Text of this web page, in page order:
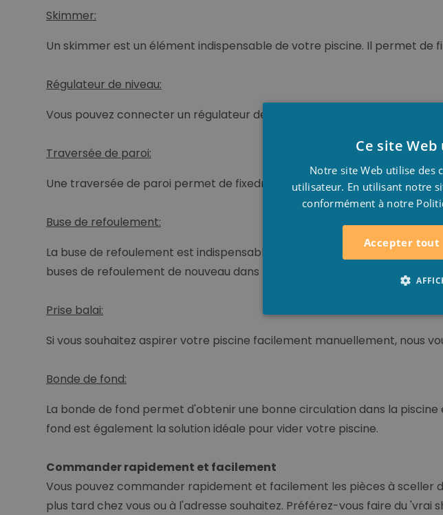
Skimmer:
Un skimmer est un élément indispensable de votre piscine. Il permet de
Régulateur de niveau:
Vous pouvez connecter un régulateur de niveau à votre skimmer afin
Traversée de paroi:
Une traversée de paroi permet de fixedr facilement vos buses de
Buse de refoulement:
La buse de refoulement est indispensable dans la piscine. L'eau qui sort
buses de refoulement de nouveau dans la piscine.
Prise balai:
Si vous souhaitez aspirer votre piscine facilement manuellement, nous
Bonde de fond:
La bonde de fond permet d'obtenir une bonne circulation dans la
fond est également la solution idéale pour vider votre piscine.
Commander rapidement et facilement
Vous pouvez commander rapidement et facilement les pièces à sceller
plus tard chez vous ou à l'adresse souhaitez. Préférez-vous faire du 'vrai
Ce site
Notre site Web utilise des
utilisateur. En utilisant notre
conformément à notre
Accepter tout